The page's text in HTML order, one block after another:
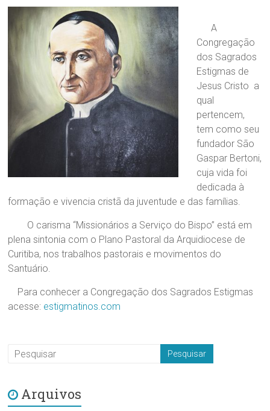
Itália,183-
Curitiba-
PR
A
Congregação
dos Sagrados
Estigmas de
Jesus Cristo a
qual
pertencem,
tem como seu
fundador São
Gaspar Bertoni,
cuja vida foi
dedicada à
formação e vivencia cristã da juventude e das famílias.
O carisma “Missionários a Serviço do Bispo” está em
plena sintonia com o Plano Pastoral da Arquidiocese de
Curitiba, nos trabalhos pastorais e movimentos do
Santuário.
Para conhecer a Congregação dos Sagrados Estigmas
acesse: estigmatinos.com
Arquivos